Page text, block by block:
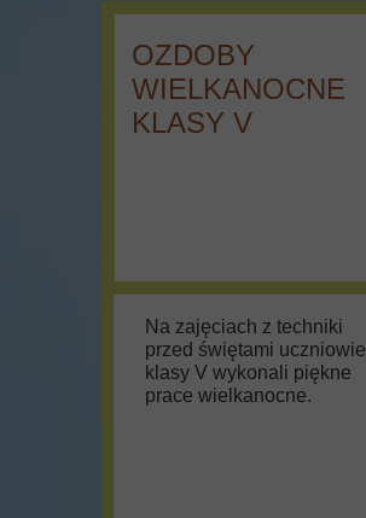
Na zajęciach z techniki
przed świętami uczniowie
klasy V wykonali piękne
prace wielkanocne.
OZDOBY
WIELKANOCNE
KLASY V